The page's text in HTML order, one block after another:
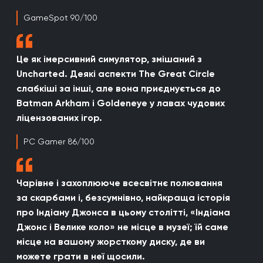
GameSpot 90/100
Це як імерсивний симулятор, змішаний з
Uncharted. Деякі аспекти The Great Circle
слабкіші за інші, але вона приєднується до
Batman Arkham і Goldeneye у лавах чудових
ліцензованих ігор.
PC Gamer 86/100
Чарівне і захоплююче всесвітнє полювання
за скарбами і, безсумнівно, найкраща історія
про Індіану Джонса в цьому столітті, «Індіана
Джонс і Велике коло» не місце в музеї; їй саме
місце на вашому жорсткому диску, де ви
можете грати в неї щосили.